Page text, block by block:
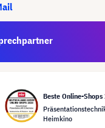
Beste Online-Shops
Heimkino